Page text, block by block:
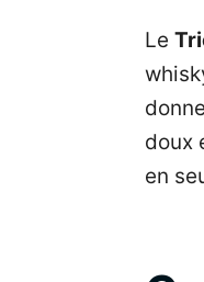
Le
doux
en